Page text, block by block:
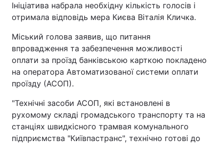
Ініціатива набрала необхідну кількість голосів і
отримала відповідь мера Києва Віталія Кличка.
Міський голова заявив, що питання
впровадження та забезпечення можливості
оплати за проїзд банківською карткою покладено
на оператора Автоматизованої системи оплати
проїзду (АСОП).
"Технічні засоби АСОП, які встановлені в
рухомому складі громадського транспорту та на
станціях швидкісного трамвая комунального
підприємства "Київпастранс", технічно готові до